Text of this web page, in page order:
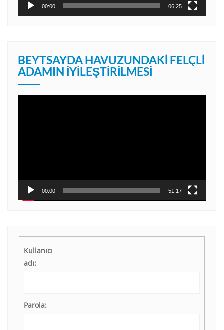
00:00 06:25
BEYTSAYDA HAVUZUNDAKI FELÇLI
ADAMIN İYILEŞTIRILMESI
00:00 51:17
Kullanıcı
adı:
Parola: